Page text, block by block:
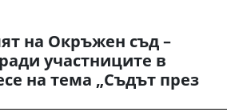
на Окръжен съд –
участниците в
на тема „Съдът през